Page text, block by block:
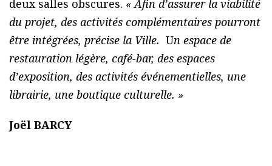
deux salles obscures. « Afin d’assurer la viabilité
du projet, des activités complémentaires pourront
être intégrées, précise la Ville. Un espace de
restauration légère, café-bar, des espaces
d’exposition, des activités événementielles, une
librairie, une boutique culturelle. »
Joël BARCY